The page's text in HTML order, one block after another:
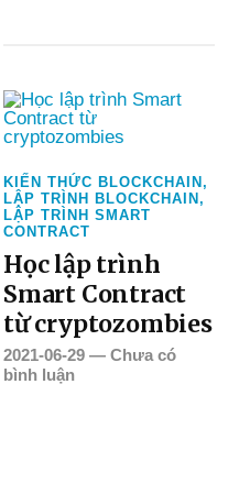
KIẾN THỨC BLOCKCHAIN,
LẬP TRÌNH BLOCKCHAIN,
LẬP TRÌNH SMART
CONTRACT
Học lập trình
Smart Contract
từ cryptozombies
2021-06-29 —Chưa có
bình luận